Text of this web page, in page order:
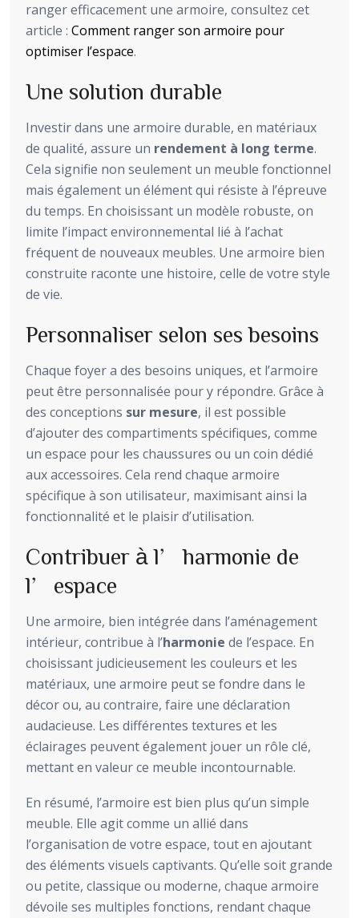
ranger efficacement une armoire, consultez cet
article : Comment ranger son armoire pour
optimiser l’espace.
Une solution durable
Investir dans une armoire durable, en matériaux
de qualité, assure un rendement à long terme.
Cela signifie non seulement un meuble fonctionnel
mais également un élément qui résiste à l’épreuve
du temps. En choisissant un modèle robuste, on
limite l’impact environnemental lié à l’achat
fréquent de nouveaux meubles. Une armoire bien
construite raconte une histoire, celle de votre style
de vie.
Personnaliser selon ses besoins
Chaque foyer a des besoins uniques, et l’armoire
peut être personnalisée pour y répondre. Grâce à
des conceptions sur mesure, il est possible
d’ajouter des compartiments spécifiques, comme
un espace pour les chaussures ou un coin dédié
aux accessoires. Cela rend chaque armoire
spécifique à son utilisateur, maximisant ainsi la
fonctionnalité et le plaisir d’utilisation.
Contribuer à l’harmonie de
l’espace
Une armoire, bien intégrée dans l’aménagement
intérieur, contribue à l’harmonie de l’espace. En
choisissant judicieusement les couleurs et les
matériaux, une armoire peut se fondre dans le
décor ou, au contraire, faire une déclaration
audacieuse. Les différentes textures et les
éclairages peuvent également jouer un rôle clé,
mettant en valeur ce meuble incontournable.
En résumé, l’armoire est bien plus qu’un simple
meuble. Elle agit comme un allié dans
l’organisation de votre espace, tout en ajoutant
des éléments visuels captivants. Qu’elle soit grande
ou petite, classique ou moderne, chaque armoire
dévoile ses multiples fonctions, rendant chaque